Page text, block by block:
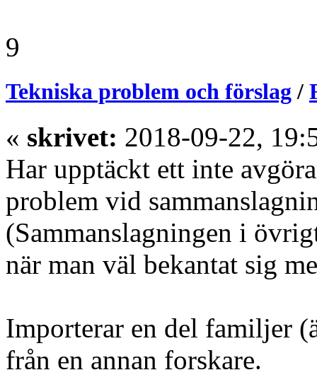
9
Tekniska problem och förslag/
« skrivet: 2018-09-22,
Har upptäckt ett inte
problem vid
(Sammanslagningen i
när man väl bekantat sig
Importerar en del familjer
från en annan forskare.